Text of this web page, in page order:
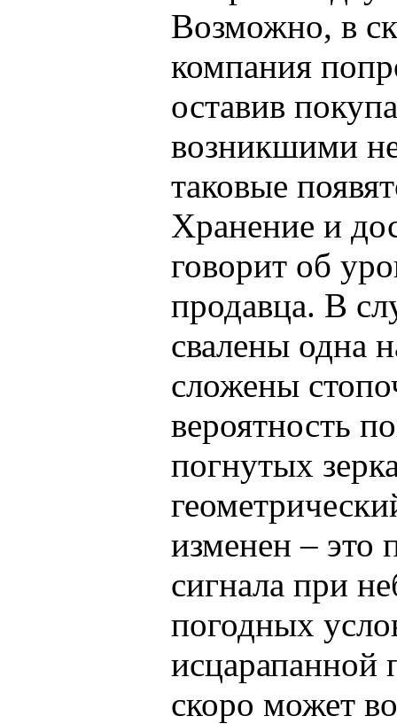
Возможно, в
компания
оставив
возникшими
таковые
Хранение и
говорит об
продавца. В
свалены одна
сложены
вероятность
погнутых
изменен – это
сигнала при
погодных
исцарапанной
скоро может